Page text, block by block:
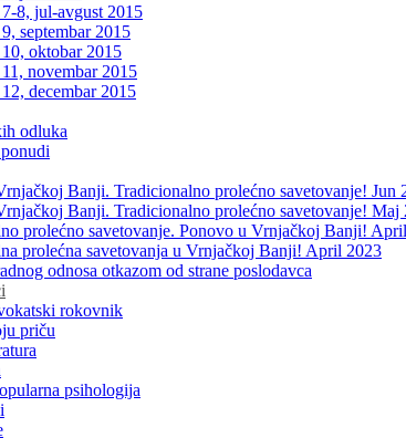
8, jul-avgust 2015
septembar 2015
oktobar 2015
novembar 2015
decembar 2015
odluka
Banji. Tradicionalno prolećno savetovanje! Jun
Banji. Tradicionalno prolećno savetovanje! Maj
prolećno savetovanje. Ponovo u Vrnjačkoj Banji!
prolećna savetovanja u Vrnjačkoj Banji! April 2023
odnosa otkazom od strane poslodavca
rokovnik
priču
psihologija